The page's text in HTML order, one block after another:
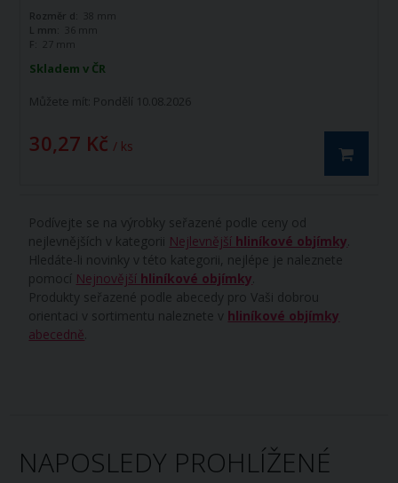
Skladem v ČR
Můžete mít: Pondělí 10.08.2026
30,27 Kč / ks
Rozměr d:
38 mm
L mm:
36 mm
F:
27 mm
Podívejte se na výrobky seřazené podle ceny od
nejlevnějších v kategorii Nejlevnější hliníkové objímky
Hledáte-li novinky v této kategorii, nejlépe je naleznete
pomocí Nejnovější hliníkové objímky
Produkty seřazené podle abecedy pro Vaši dobrou
orientaci v sortimentu naleznete v hliníkové objímky
abecedně
NAPOSLEDY PROHLÍŽENÉ